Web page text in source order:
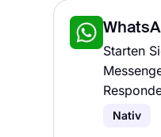
Starten
Nativ